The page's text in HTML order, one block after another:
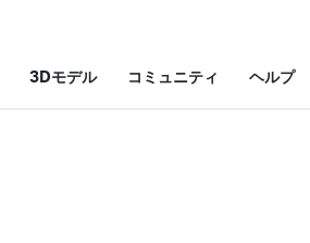
3Dモデル コミュニティ ヘルプ